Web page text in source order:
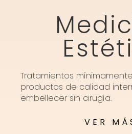
Tratamientos
productos de calidad
embellecer sin cirugía.
VER